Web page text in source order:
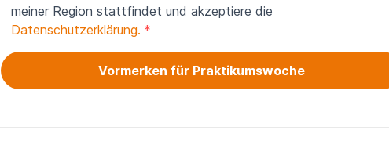
meiner Region stattfindet und akzeptiere die
Datenschutzerklärung.
Vormerken für Praktikumswoche